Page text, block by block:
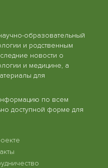
образовательный
и родственным
новости о
и медицине, а
для
по всем
доступной форме для